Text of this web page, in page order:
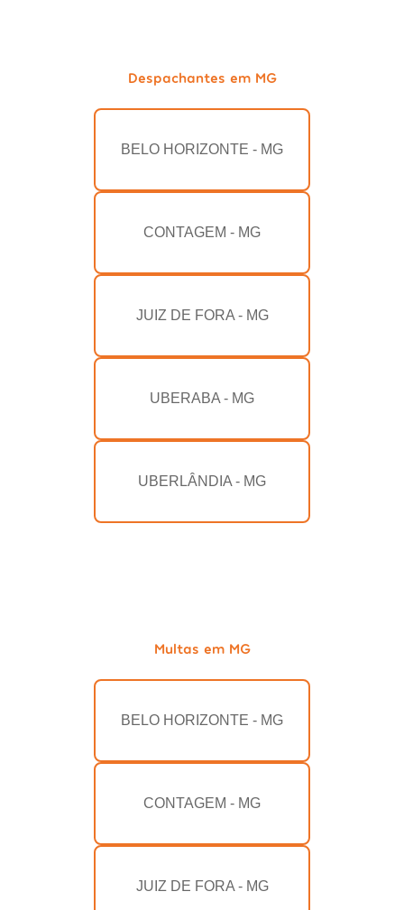
Despachantes em MG
BELO HORIZONTE - MG
CONTAGEM - MG
JUIZ DE FORA - MG
UBERABA - MG
UBERLÂNDIA - MG
Multas em MG
BELO HORIZONTE - MG
CONTAGEM - MG
JUIZ DE FORA - MG